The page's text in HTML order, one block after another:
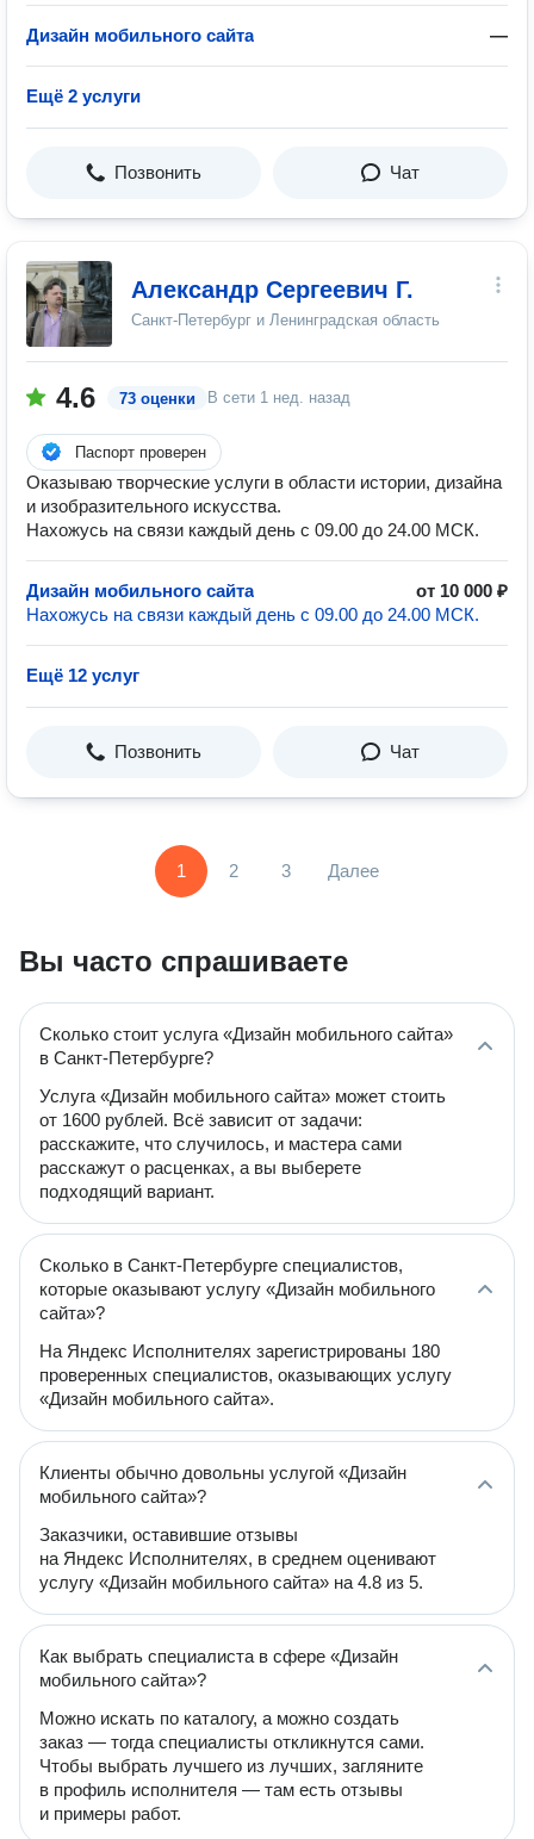
Дизайн мобильного сайта —
Ещё 2 услуги
Позвонить Чат
Александр Сергеевич Г.
Санкт-Петербург и Ленинградская область
4.6 73 оценки В сети 1 нед. назад
Паспорт проверен
Оказываю творческие услуги в области истории, дизайна
и изобразительного искусства.
Нахожусь на связи каждый день с 09.00 до 24.00 МСК.
Дизайн мобильного сайта
от 10 000 ₽
Нахожусь на связи каждый день с 09.00 до 24.00 МСК.
Ещё 12 услуг
Позвонить Чат
1 2 3 Далее
Вы часто спрашиваете
Сколько стоит услуга «Дизайн мобильного сайта»
в Санкт-Петербурге?
Услуга «Дизайн мобильного сайта» может стоить
от 1600 рублей. Всё зависит от задачи:
расскажите, что случилось, и мастера сами
расскажут о расценках, а вы выберете
подходящий вариант.
Сколько в Санкт-Петербурге специалистов,
которые оказывают услугу «Дизайн мобильного
сайта»?
На Яндекс Исполнителях зарегистрированы 180
проверенных специалистов, оказывающих услугу
«Дизайн мобильного сайта».
Клиенты обычно довольны услугой «Дизайн
мобильного сайта»?
Заказчики, оставившие отзывы
на Яндекс Исполнителях, в среднем оценивают
услугу «Дизайн мобильного сайта» на 4.8 из 5.
Как выбрать специалиста в сфере «Дизайн
мобильного сайта»?
Можно искать по каталогу, а можно создать
заказ — тогда специалисты откликнутся сами.
Чтобы выбрать лучшего из лучших, загляните
в профиль исполнителя — там есть отзывы
и примеры работ.